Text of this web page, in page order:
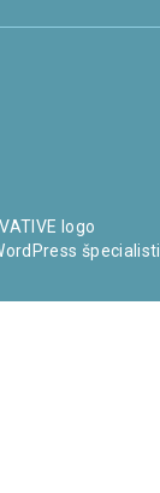
špecialisti